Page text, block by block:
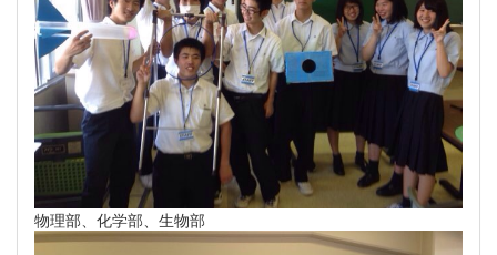
物理部、化学部、生物部